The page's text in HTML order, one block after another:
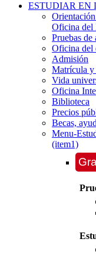
ESTUDIAR EN
Oficina del
Pruebas de
Oficina del
Admisión
Matrícula y
Vida
Oficina
Biblioteca
Precios
Becas,
Menu-
(item1)